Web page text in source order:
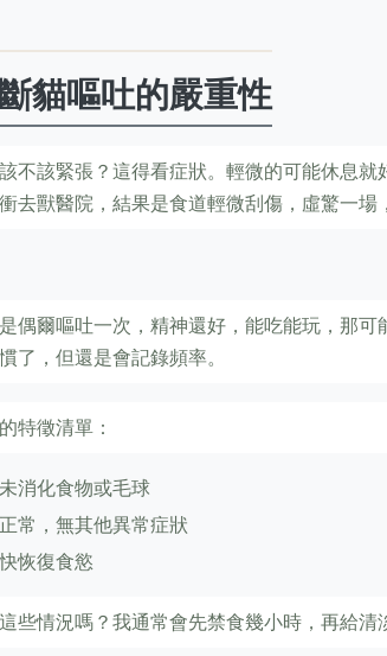
貓嘔吐的嚴重性
不該緊張？這得看症狀。輕微的可能休息
去獸醫院，結果是食道輕微刮傷，虛驚一場
偶爾嘔吐一次，精神還好，能吃能玩，那
了，但還是會記錄頻率。
特徵清單：
消化食物或毛球
常，無其他異常症狀
恢復食慾
些情況嗎？我通常會先禁食幾小時，再給清